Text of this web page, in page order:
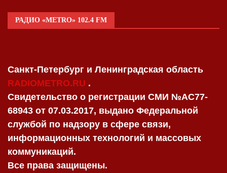
РАДИО «METRO» 102.4 FM
Санкт-Петербург и Ленинградская область
RADIOMETRO.RU .
Свидетельство о регистрации СМИ №AC77-
68943 от 07.03.2017, выдано Федеральной
службой по надзору в сфере связи,
информационных технологий и массовых
коммуникаций.
Все права защищены.